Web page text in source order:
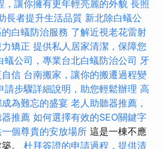
，讓你擁有更年輕亮麗的外貌 長照
長者提升生活品質 新北除白蟻公
白蟻防治服務 了解近視老花雷射
矯正 提供私人居家清潔，保障您
蟻公司，專業台北白蟻防治公司 牙
信 台南搬家，讓你的搬遷過程變
請步驟詳細說明，助您輕鬆辦理 高
為難忘的盛宴 老人助聽器推薦，
推薦 如何選擇有效的SEO關鍵字
個尊貴的安放場所 這是一棟不應
。 杜拜簽證的申請過程，提供清